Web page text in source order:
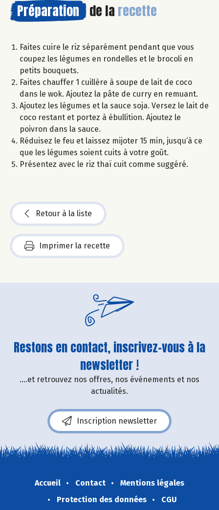
Préparation de la recette
Faites cuire le riz séparément pendant que vous
coupez les légumes en rondelles et le brocoli en
petits bouquets.
Faites chauffer 1 cuillère à soupe de lait de coco
dans le wok. Ajoutez la pâte de curry en remuant.
Ajoutez les légumes et la sauce soja. Versez le lait de
coco restant et portez à ébullition. Ajoutez le
poivron dans la sauce.
Réduisez le feu et laissez mijoter 15 min, jusqu’à ce
que les légumes soient cuits à votre goût.
Présentez avec le riz thaï cuit comme suggéré.
Retour à la liste
Imprimer la recette
Restons en contact, inscrivez-vous à la
newsletter !
....et retrouvez nos offres, nos événements et nos
actualités.
Inscription newsletter
Accueil Contact
Mentions légales
Protection des données
CGU